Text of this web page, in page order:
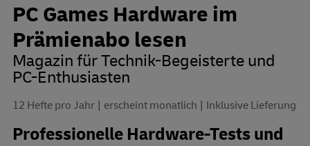
PC Games Hardware im
Prämienabo lesen
Magazin für Technik-Begeisterte und
PC-Enthusiasten
12 Hefte pro Jahr erscheint monatlich Inklusive Lieferung
Professionelle Hardware-Tests und